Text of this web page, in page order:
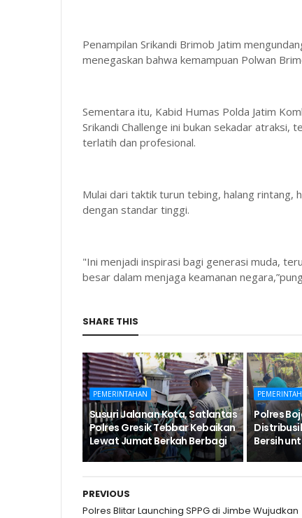
Penampilan Srikandi Brimob Jatim
menegaskan bahwa kemampuan Polwan
Sementara itu, Kabid Humas Polda Jatim
Srikandi Challenge ini bukan sekadar atraksi,
terlatih dan profesional.
Mulai dari taktik turun tebing, halang rintang,
dengan standar tinggi.
"Ini menjadi inspirasi bagi generasi muda,
besar dalam menjaga keamanan
SHARE THIS
PEMERINTAHAN
Susuri Jalanan Kota, Satlantas
Polres Gresik Tebbar Kebaikan
Lewat Jumat Berkah Berbagi
Polres
Bersih
PREVIOUS
Polres Blitar Launching SPPG di Jimbe Wujudkan